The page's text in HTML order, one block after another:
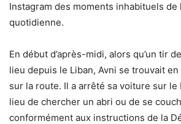
Instagram des moments inhabituels de
quotidienne.
En début d’après-midi, alors qu’un tir
lieu depuis le Liban, Avni se trouvait
sur la route. Il a arrêté sa voiture sur le
lieu de chercher un abri ou de se
conformément aux instructions de la